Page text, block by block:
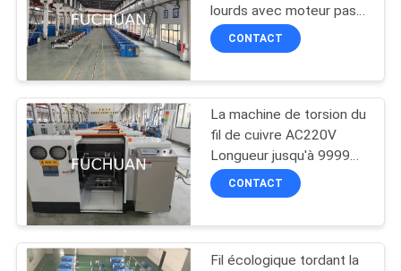
PROPOS
DE
NOUS
VISITE
DE
L'USINE
lourds avec moteur pas à
pasCONTACT
La machine de torsion du
fil de cuivre AC220V
Longueur jusqu'à 9999
mm Direction gauche /
droite
CONTACT
Fil écologique tordant la